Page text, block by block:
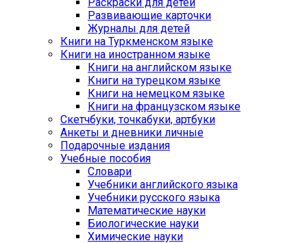
Раскраски для детей
Развивающие карточки
Журналы для детей
Книги на Туркменском языке
Книги на иностранном языке
Книги на английском языке
Книги на турецком языке
Книги на немецком языке
Книги на французском языке
Cкетчбуки, точкабуки, артбуки
Анкеты и дневники личные
Подарочные издания
Учебные пособия
Словари
Учебники английского языка
Учебники русского языка
Математические науки
Биологические науки
Химические науки